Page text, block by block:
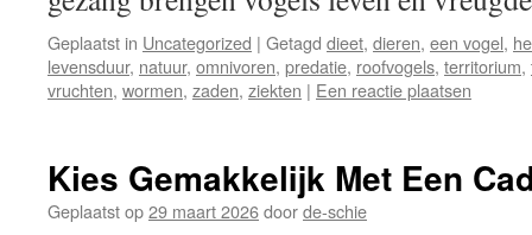
Geplaatst in Uncategorized | Getagd dieet, dieren, een vogel,
levensduur, natuur, omnivoren, predatie, roofvogels, territorium,
vruchten, wormen, zaden, ziekten | Een reactie plaatsen
Kies Gemakkelijk Met Een
Geplaatst op29 maart 2026doorde-schie